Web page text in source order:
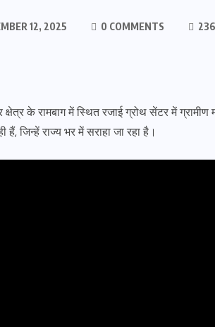
12, 2025 0 COMMENTS
के रामबाग में स्थित रजाई ग्रोथ सेंटर में ग्रामीण
जिन्हें राज्य भर में सराहा जा रहा है।